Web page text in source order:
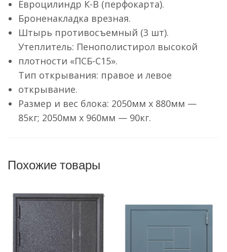
Евроцилиндр К-В (перфокарта).
Броненакладка врезная.
Штырь противосъемный (3 шт).
Утеплитель: Пенополистирол высокой
плотности «ПСБ-С15».
Тип открывания: правое и левое
открывание.
Размер и вес блока: 2050мм х 880мм —
85кг; 2050мм х 960мм — 90кг.
Похожие товары